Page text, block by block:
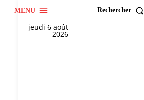
MENU Rechercher
jeudi 6 août
2026